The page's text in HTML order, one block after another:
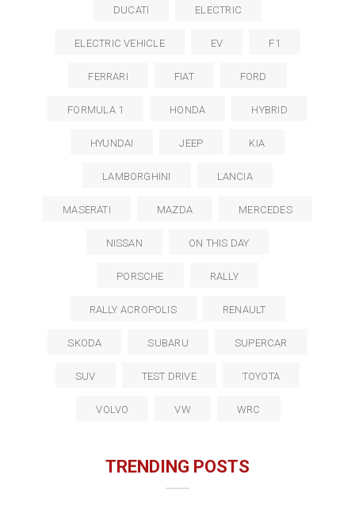
DUCATI ELECTRIC
ELECTRIC VEHICLE EV F1
FERRARI FIAT FORD
FORMULA 1 HONDA HYBRID
HYUNDAI JEEP KIA
LAMBORGHINI LANCIA
MASERATI MAZDA MERCEDES
NISSAN ON THIS DAY
PORSCHE RALLY
RALLY ACROPOLIS RENAULT
SKODA SUBARU SUPERCAR
SUV TEST DRIVE TOYOTA
VOLVO VW WRC
TRENDING POSTS